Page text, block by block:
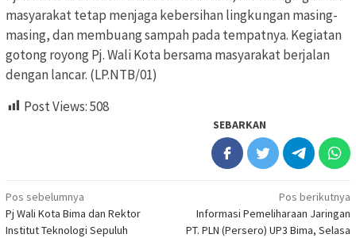
masyarakat tetap menjaga kebersihan lingkungan masing-
masing, dan membuang sampah pada tempatnya. Kegiatan
gotong royong Pj. Wali Kota bersama masyarakat berjalan
dengan lancar. (LP.NTB/01)
Post Views:508
SEBARKAN
Navigasi
pos
Pos sebelumnya
Pj Wali Kota Bima dan Rektor
Institut Teknologi Sepuluh
Pos berikutnya
Informasi Pemeliharaan Jaringan
PT. PLN (Persero) UP3 Bima, Selasa